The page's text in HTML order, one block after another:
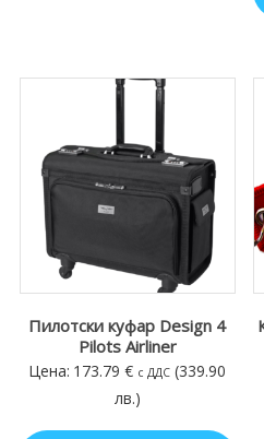
Пилотски куфар Design 4
Pilots Airliner
Цена: 173.79€ с ДДС (339.90
лв.)